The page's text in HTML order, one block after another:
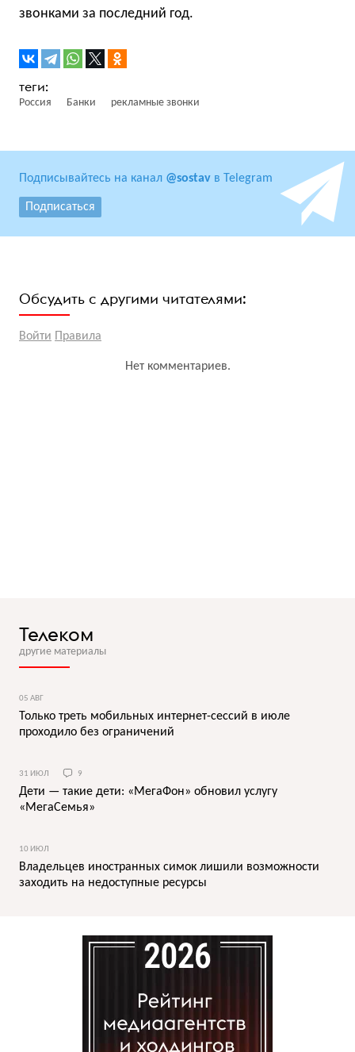
звонками за последний год.
Россия Банки рекламные звонки
Подписывайтесь на канал @sostav в Telegram
Подписаться
Обсудить с другими читателями:
Войти Правила
Нет комментариев.
Телеком
другие материалы
05 АВГ
Только треть мобильных интернет-сессий в июле
проходило без ограничений
31 ИЮЛ 9
Дети — такие дети: «МегаФон» обновил услугу
«МегаСемья»
10 ИЮЛ
Владельцев иностранных симок лишили возможности
заходить на недоступные ресурсы